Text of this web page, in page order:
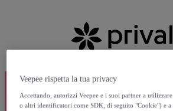
Veepee rispetta la tua privacy
Accettando, autorizzi Veepee e i suoi partner a
o altri identificatori come SDK, di seguito "Cookie") e